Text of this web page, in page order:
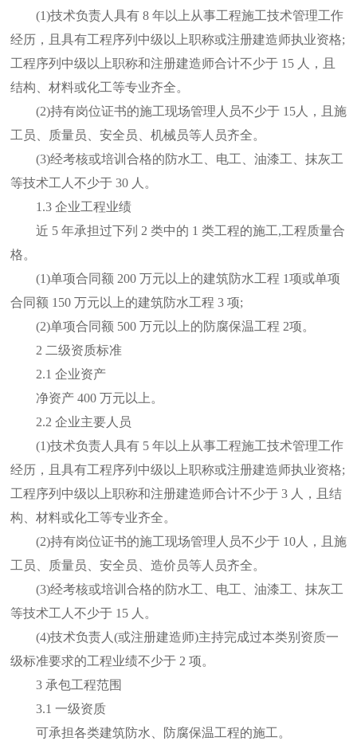
(1)技术负责人具有 8 年以上从事工程施工技术管理工作
经历，且具有工程序列中级以上职称或注册建造师执业资格;
工程序列中级以上职称和注册建造师合计不少于 15 人，且
结构、材料或化工等专业齐全。
(2)持有岗位证书的施工现场管理人员不少于 15人，且施
工员、质量员、安全员、机械员等人员齐全。
(3)经考核或培训合格的防水工、电工、油漆工、抹灰工
等技术工人不少于 30 人。
1.3 企业工程业绩
近 5 年承担过下列 2 类中的 1 类工程的施工,工程质量合
格。
(1)单项合同额 200 万元以上的建筑防水工程 1项或单项
合同额 150 万元以上的建筑防水工程 3 项;
(2)单项合同额 500 万元以上的防腐保温工程 2项。
2 二级资质标准
2.1 企业资产
净资产 400 万元以上。
2.2 企业主要人员
(1)技术负责人具有 5 年以上从事工程施工技术管理工作
经历，且具有工程序列中级以上职称或注册建造师执业资格;
工程序列中级以上职称和注册建造师合计不少于 3 人，且结
构、材料或化工等专业齐全。
(2)持有岗位证书的施工现场管理人员不少于 10人，且施
工员、质量员、安全员、造价员等人员齐全。
(3)经考核或培训合格的防水工、电工、油漆工、抹灰工
等技术工人不少于 15 人。
(4)技术负责人(或注册建造师)主持完成过本类别资质一
级标准要求的工程业绩不少于 2 项。
3 承包工程范围
3.1 一级资质
可承担各类建筑防水、防腐保温工程的施工。